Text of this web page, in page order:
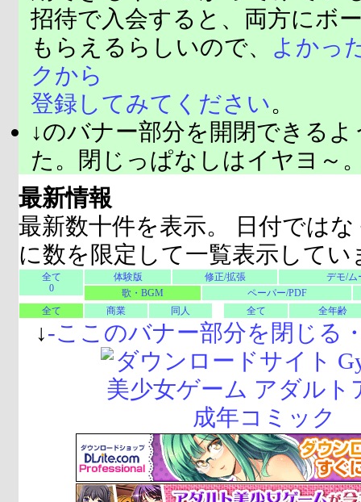
招待で入会すると、両方にボ
もらえるらしいので、
よかっ
クから
登録してみてください。
↓のバナー部分を開閉できる
た。閉じっぱなしはイヤヨ～
最新情報
最新数十件を表示。 日付では
に数を限定して一覧表示してい
全て
0
体験版 修正/拡張
デモ/ム
歌・BGM
ペーパー/PDF
全て
商業 同人 全て 全年齢
↓-ここのバナー部分を閉じる